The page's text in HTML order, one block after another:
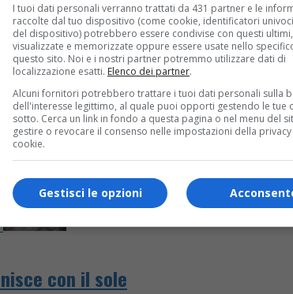
con il sole
I tuoi dati personali verranno trattati da 431 partner e le
raccolte dal tuo dispositivo (come cookie, identificatori
del dispositivo) potrebbero essere condivise con questi
visualizzate e memorizzate oppure essere usate nello
questo sito. Noi e i nostri partner potremmo utilizzare dati di
localizzazione esatti. Elenco dei partner.
Alcuni fornitori potrebbero trattare i tuoi dati personali sulla
dell'interesse legittimo, al quale puoi opporti gestendo le tue
sotto. Cerca un link in fondo a questa pagina o nel menu del
gestire o revocare il consenso nelle impostazioni della privacy
cookie.
Gestisci le opzioni